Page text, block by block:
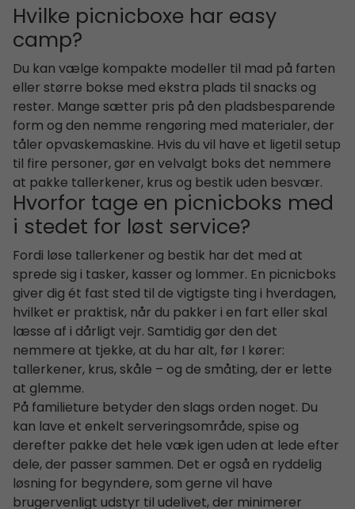
Hvilke picnicboxe har easy
camp?
Du kan vælge kompakte modeller til mad på farten
eller større bokse med ekstra plads til snacks og
rester. Mange sætter pris på den pladsbesparende
form og den nemme rengøring med materialer, der
tåler opvaskemaskine. Hvis du vil have et ligetil setup
til fire personer, gør en velvalgt boks det nemmere
at pakke tallerkener, krus og bestik uden besvær.
Hvorfor tage en picnicboks med
i stedet for løst service?
Fordi løse tallerkener og bestik har det med at
sprede sig i tasker, kasser og lommer. En picnicboks
giver dig ét fast sted til de vigtigste ting i hverdagen,
hvilket er praktisk, når du pakker i en fart eller skal
læsse af i dårligt vejr. Samtidig gør den det
nemmere at tjekke, at du har alt, før I kører:
tallerkener, krus, skåle – og de småting, der er lette
at glemme.
På familieture betyder den slags orden noget. Du
kan lave et enkelt serveringsområde, spise og
derefter pakke det hele væk igen uden at lede efter
dele, der passer sammen. Det er også en ryddelig
løsning for begyndere, som gerne vil have
brugervenligt udstyr til udelivet, der minimerer